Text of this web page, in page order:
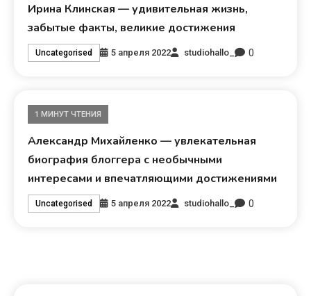
Ирина Клинская — удивительная жизнь,
забытые факты, великие достижения
Uncategorised 5 апреля 2022 studiohallo_ 0
1 МИНУТ ЧТЕНИЯ
Александр Михайленко — увлекательная
биография блоггера с необычными
интересами и впечатляющими достижениями
Uncategorised 5 апреля 2022 studiohallo_ 0